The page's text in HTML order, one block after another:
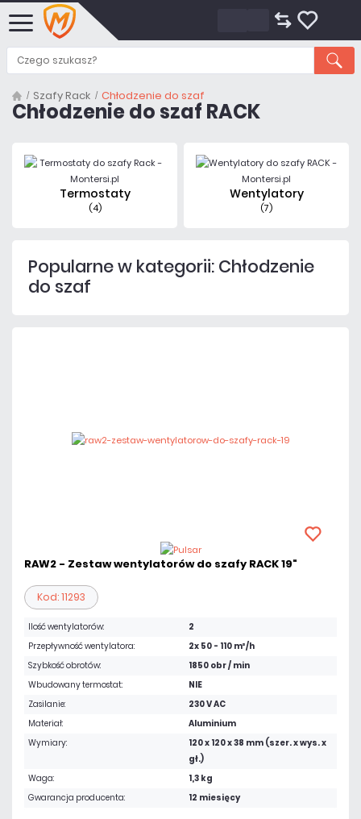
Szafy Rack Chłodzenie do szaf
Chłodzenie do szaf RACK
Termostaty
(4)
Wentylatory
(7)
Popularne w kategorii: Chłodzenie
do szaf
RAW2 - Zestaw wentylatorów do szafy RACK 19"
Kod: 11293
Ilość wentylatorów:
2
Przepływność wentylatora:
2x 50 - 110 m³/h
Szybkość obrotów:
1850 obr / min
Wbudowany termostat:
NIE
Zasilanie:
230 V AC
Materiał:
Aluminium
Wymiary:
120 x 120 x 38 mm (szer. x wys. x
gł.)
Waga:
1,3 kg
Gwarancja producenta:
12 miesięcy